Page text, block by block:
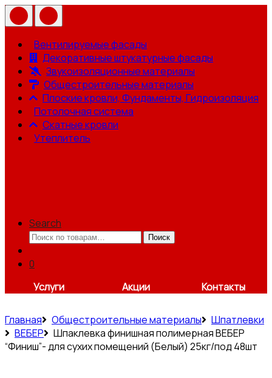
Вентилируемые фасады
Декоративные штукатурные фасады
Звукоизоляционные материалы
Общестроительные материалы
Плоские кровли, Фундаменты, Гидроизоляция
Потолочная система
Скатные кровли
Утеплитель
Search
Искать:
Поиск
0
Услуги
Акции Контакты
Главная Общестроительные материалы
Шпатлевки
ВЕБЕР
Шпаклевка финишная полимерная ВЕБЕР
“Финиш”- для сухих помещений (Белый) 25кг/под 48шт